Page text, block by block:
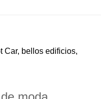
Car, bellos edificios,